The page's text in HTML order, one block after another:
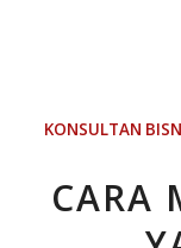
KONSULTAN
CARA